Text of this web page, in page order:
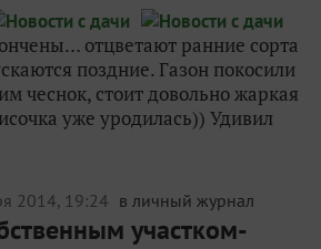
отцветают ранние сорта
поздние. Газон покосили
чеснок, стоит довольно жаркая
уже уродилась)) Удивил
2014, 19:24 в личный журнал
участком-